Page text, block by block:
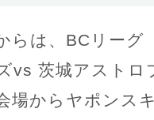
らは、BCリーグ
vs 茨城アストロ
場からヤポンス